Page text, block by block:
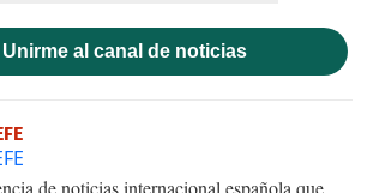
Unirme al canal de noticias
de noticias internacional española que